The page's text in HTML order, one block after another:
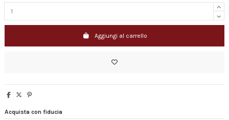
Aggiungi al carrello
Acquista con fiducia